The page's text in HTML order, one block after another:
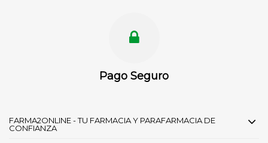
Pago Seguro
FARMA2ONLINE - TU FARMACIA Y PARAFARMACIA DE
CONFIANZA